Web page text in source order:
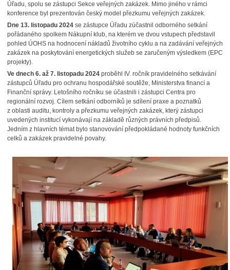
Úřadu, spolu se zástupci Sekce veřejných zakázek. Mimo jiného v rámci
konference byl prezentován český model přezkumu veřejných zakázek.
Dne 13. listopadu 2024se zástupce Úřadu zúčastnil odborného setkání
pořádaného spolkem Nákupní klub, na kterém ve dvou vstupech představil
pohled ÚOHS na hodnocení nákladů životního cyklu a na zadávání veřejných
zakázek na poskytování energetických služeb se zaručeným výsledkem (EPC
projekty).
Ve dnech 6. až 7. listopadu 2024proběhl IV. ročník pravidelného setkávání
zástupců Úřadu pro ochranu hospodářské soutěže, Ministerstva financí a
Finanční správy. Letošního ročníku se účastnili i zástupci Centra pro
regionální rozvoj. Cílem setkání odborníků je sdílení praxe a poznatků
z oblasti auditu, kontroly a přezkumu veřejných zakázek, který zástupci
uvedených institucí vykonávají na základě různých právních předpisů.
Jedním z hlavních témat bylo stanovování předpokládané hodnoty funkčních
celků a zakázek pravidelné povahy.